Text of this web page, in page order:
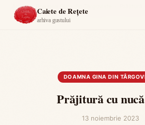
Caiete de Rețete
arhiva gustului
Acasă ›
DOAMNA GINA DIN
Prăjitură cu
13 noiembrie 2023